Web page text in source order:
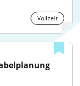
Vollzeit